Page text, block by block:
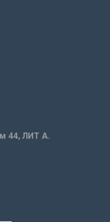
44, ЛИТ А.